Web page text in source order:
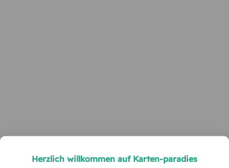
Herzlich willkommen auf Karten-paradies